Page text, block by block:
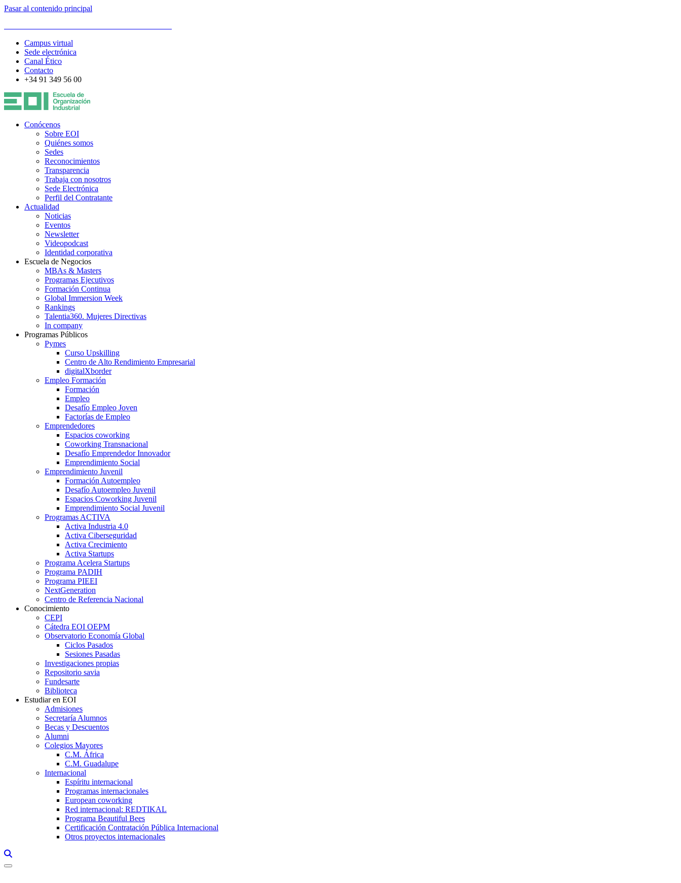
Pasar al contenido principal
Campus virtual
Sede electrónica
Canal Ético
Contacto
+34 91 349 56 00
Conócenos
Sobre EOI
Quiénes somos
Sedes
Reconocimientos
Transparencia
Trabaja con nosotros
Sede Electrónica
Perfil del Contratante
Actualidad
Noticias
Eventos
Newsletter
Videopodcast
Identidad corporativa
Escuela de Negocios
MBAs & Masters
Programas Ejecutivos
Formación Continua
Global Immersion Week
Rankings
Talentia360. Mujeres Directivas
In company
Programas Públicos
Pymes
Curso Upskilling
Centro de Alto Rendimiento Empresarial
digitalXborder
Empleo Formación
Formación
Empleo
Desafío Empleo Joven
Factorías de Empleo
Emprendedores
Espacios coworking
Coworking Transnacional
Desafío Emprendedor Innovador
Emprendimiento Social
Emprendimiento Juvenil
Formación Autoempleo
Desafío Autoempleo Juvenil
Espacios Coworking Juvenil
Emprendimiento Social Juvenil
Programas ACTIVA
Activa Industria 4.0
Activa Ciberseguridad
Activa Crecimiento
Activa Startups
Programa Acelera Startups
Programa PADIH
Programa PIEEI
NextGeneration
Centro de Referencia Nacional
Conocimiento
CEPI
Cátedra EOI OEPM
Observatorio Economía Global
Ciclos Pasados
Sesiones Pasadas
Investigaciones propias
Repositorio savia
Fundesarte
Biblioteca
Estudiar en EOI
Admisiones
Secretaría Alumnos
Becas y Descuentos
Alumni
Colegios Mayores
C.M. África
C.M. Guadalupe
Internacional
Espíritu internacional
Programas internacionales
European coworking
Red internacional: REDTIKAL
Programa Beautiful Bees
Certificación Contratación Pública Internacional
Otros proyectos internacionales